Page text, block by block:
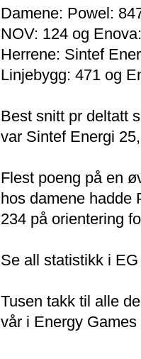
Damene: Powel:
NOV: 124 og
Herrene: Sintef
Linjebygg: 471 og
Best snitt pr deltatt
var Sintef Energi
Flest poeng på en
hos damene hadde
234 på orientering
Se all statistikk i
Tusen takk til alle
vår i Energy